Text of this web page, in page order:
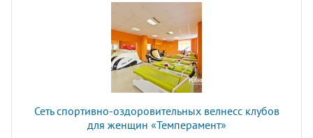
Сеть спортивно-оздоровительных велнесс клубов
для женщин «Темперамент»